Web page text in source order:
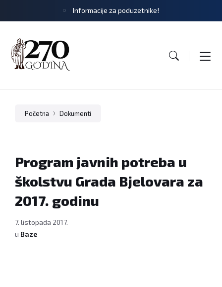
Informacije za poduzetnike!
Početna Dokumenti
Program javnih potreba u
školstvu Grada Bjelovara za
2017. godinu
7. listopada 2017.
u Baze